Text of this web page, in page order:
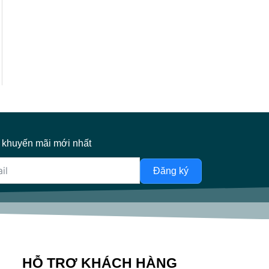
mãi mới nhất
Đăng ký
HỖ TRỢ KHÁCH HÀNG